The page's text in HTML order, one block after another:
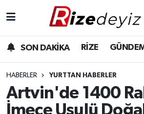
SON DAKİKA RİZE
HABERLER YURTTAN HABERLER
Artvin'de 1400
İmece Usulü
Gündem
Yurttan Haberler
Ekonomi
Rize Hava Durumu
Rize Trafik Yoğunluk Haritası
Süper Lig Puan Durumu ve